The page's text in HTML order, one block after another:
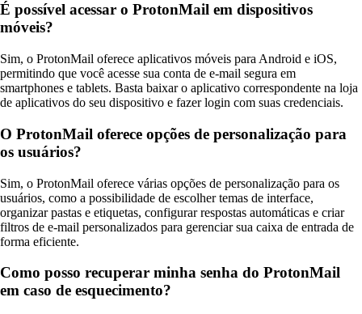
É possível acessar o ProtonMail em dispositivos
móveis?
Sim, o ProtonMail oferece aplicativos móveis para Android e iOS,
permitindo que você acesse sua conta de e-mail segura em
smartphones e tablets. Basta baixar o aplicativo correspondente na loja
de aplicativos do seu dispositivo e fazer login com suas credenciais.
O ProtonMail oferece opções de personalização para
os usuários?
Sim, o ProtonMail oferece várias opções de personalização para os
usuários, como a possibilidade de escolher temas de interface,
organizar pastas e etiquetas, configurar respostas automáticas e criar
filtros de e-mail personalizados para gerenciar sua caixa de entrada de
forma eficiente.
Como posso recuperar minha senha do ProtonMail
em caso de esquecimento?